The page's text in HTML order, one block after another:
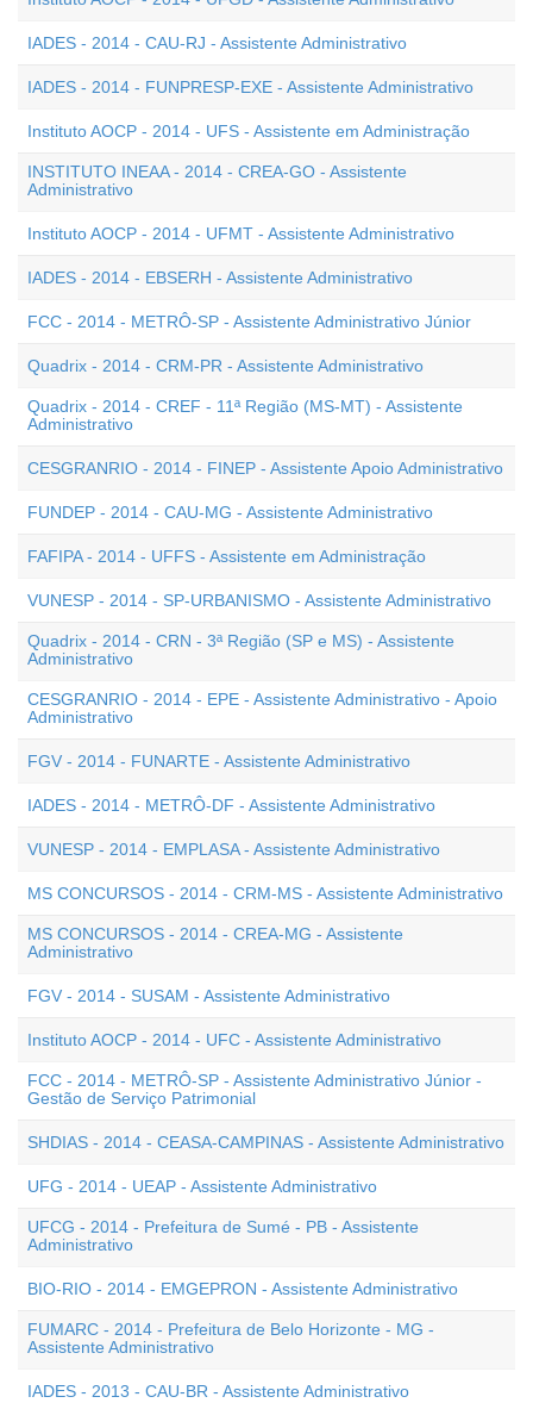
IADES - 2014 - CAU-RJ - Assistente Administrativo
IADES - 2014 - FUNPRESP-EXE - Assistente Administrativo
Instituto AOCP - 2014 - UFS - Assistente em Administração
INSTITUTO INEAA - 2014 - CREA-GO - Assistente
Administrativo
Instituto AOCP - 2014 - UFMT - Assistente Administrativo
IADES - 2014 - EBSERH - Assistente Administrativo
FCC - 2014 - METRÔ-SP - Assistente Administrativo Júnior
Quadrix - 2014 - CRM-PR - Assistente Administrativo
Quadrix - 2014 - CREF - 11ª Região (MS-MT) - Assistente
Administrativo
CESGRANRIO - 2014 - FINEP - Assistente Apoio Administrativo
FUNDEP - 2014 - CAU-MG - Assistente Administrativo
FAFIPA - 2014 - UFFS - Assistente em Administração
VUNESP - 2014 - SP-URBANISMO - Assistente Administrativo
Quadrix - 2014 - CRN - 3ª Região (SP e MS) - Assistente
Administrativo
CESGRANRIO - 2014 - EPE - Assistente Administrativo - Apoio
Administrativo
FGV - 2014 - FUNARTE - Assistente Administrativo
IADES - 2014 - METRÔ-DF - Assistente Administrativo
VUNESP - 2014 - EMPLASA - Assistente Administrativo
MS CONCURSOS - 2014 - CRM-MS - Assistente Administrativo
MS CONCURSOS - 2014 - CREA-MG - Assistente
Administrativo
FGV - 2014 - SUSAM - Assistente Administrativo
Instituto AOCP - 2014 - UFC - Assistente Administrativo
FCC - 2014 - METRÔ-SP - Assistente Administrativo Júnior -
Gestão de Serviço Patrimonial
SHDIAS - 2014 - CEASA-CAMPINAS - Assistente Administrativo
UFG - 2014 - UEAP - Assistente Administrativo
UFCG - 2014 - Prefeitura de Sumé - PB - Assistente
Administrativo
BIO-RIO - 2014 - EMGEPRON - Assistente Administrativo
FUMARC - 2014 - Prefeitura de Belo Horizonte - MG -
Assistente Administrativo
IADES - 2013 - CAU-BR - Assistente Administrativo